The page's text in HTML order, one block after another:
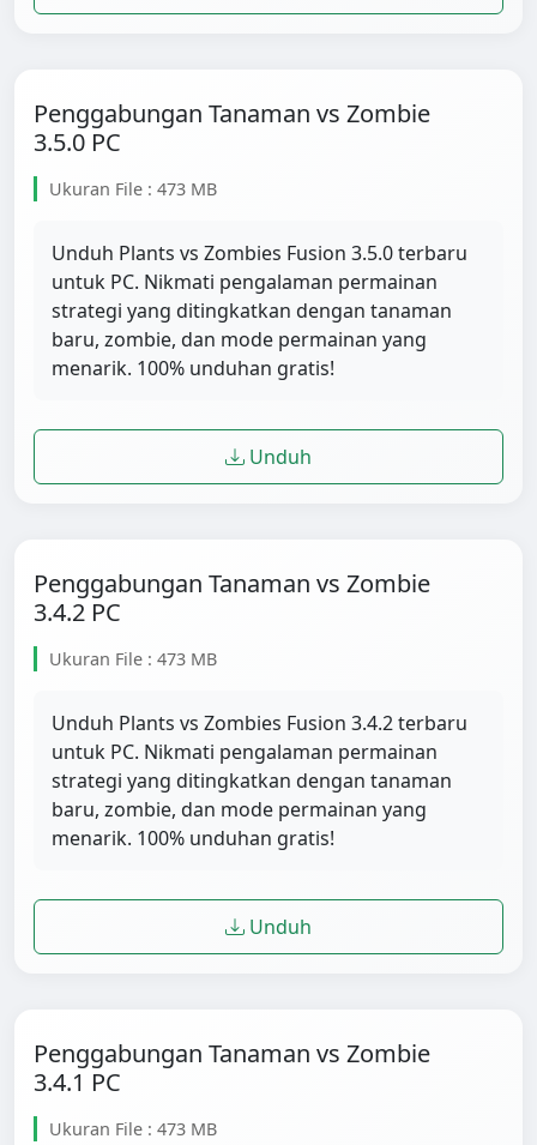
Penggabungan Tanaman vs Zombie
3.5.0 PC
Ukuran File : 473 MB
Unduh Plants vs Zombies Fusion 3.5.0 terbaru
untuk PC. Nikmati pengalaman permainan
strategi yang ditingkatkan dengan tanaman
baru, zombie, dan mode permainan yang
menarik. 100% unduhan gratis!
Unduh
Penggabungan Tanaman vs Zombie
3.4.2 PC
Ukuran File : 473 MB
Unduh Plants vs Zombies Fusion 3.4.2 terbaru
untuk PC. Nikmati pengalaman permainan
strategi yang ditingkatkan dengan tanaman
baru, zombie, dan mode permainan yang
menarik. 100% unduhan gratis!
Unduh
Penggabungan Tanaman vs Zombie
3.4.1 PC
Ukuran File : 473 MB